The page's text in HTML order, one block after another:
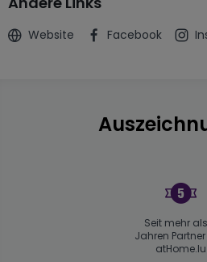
Website Facebook
Seit mehr
Jahren
atHome.lu